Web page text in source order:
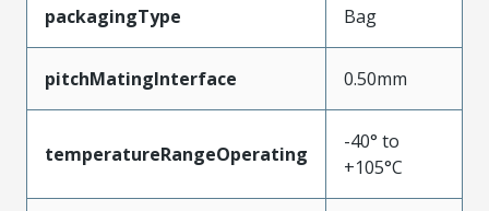
packagingType Bag
pitchMatingInterface 0.50mm
temperatureRangeOperating
-40° to
+105°C